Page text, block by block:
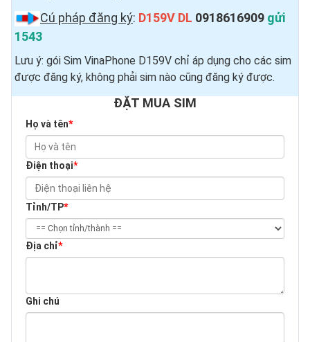
Cú pháp đăng ký: D159V DL 0918616909 gửi
1543
Lưu ý: gói Sim VinaPhone D159V chỉ áp dụng cho các sim
được đăng ký, không phải sim nào cũng đăng ký được.
ĐẶT MUA SIM
Họ và tên*
Điện thoại*
Tỉnh/TP*
Địa chỉ*
Ghi chú